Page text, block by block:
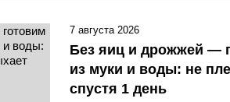
Без яиц и дрожжей —
из муки и воды: не
спустя 1 день
7 августа 2026